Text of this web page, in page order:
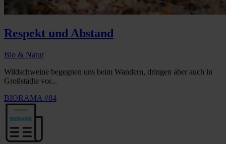
Respekt und Abstand
Bio & Natur
Wildschweine begegnen uns beim Wandern, dringen aber auch in
Großstädte vor...
BIORAMA #84